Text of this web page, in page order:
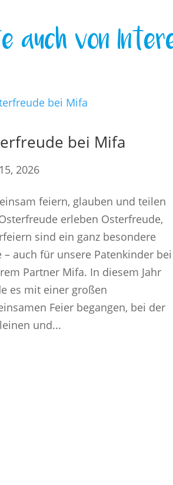
auch von
bei Mifa
2026
feiern, glauben und teilen
erleben Osterfreude,
sind ein ganz besondere
– auch für unsere Patenkinder bei
Partner Mifa. In diesem Jahr
es mit einer großen
Feier begangen, bei der
und...